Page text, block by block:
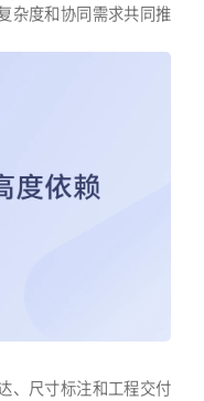
杂度和协同需求共同推
、尺寸标注和工程交付